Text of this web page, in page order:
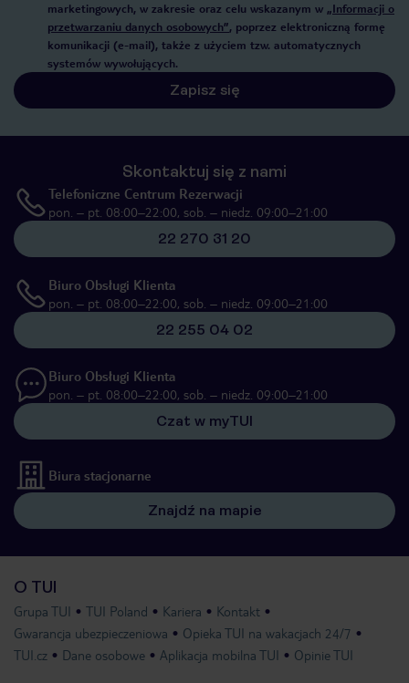
marketingowych, w zakresie oraz celu wskazanym w „Informacji o
przetwarzaniu danych osobowych”, poprzez elektroniczną formę
komunikacji (e-mail), także z użyciem tzw. automatycznych
systemów wywołujących.
Zapisz się
Skontaktuj się z nami
Telefoniczne Centrum Rezerwacji
pon. – pt. 08:00–22:00, sob. – niedz. 09:00–21:00
22 270 31 20
Biuro Obsługi Klienta
pon. – pt. 08:00–22:00, sob. – niedz. 09:00–21:00
22 255 04 02
Biuro Obsługi Klienta
pon. – pt. 08:00–22:00, sob. – niedz. 09:00–21:00
Czat w myTUI
Biura stacjonarne
Znajdź na mapie
O TUI
Grupa TUI TUI Poland Kariera
Kontakt
Gwarancja ubezpieczeniowa
Opieka TUI na wakacjach 24/7
TUI.cz
Dane osobowe Aplikacja mobilna TUI Opinie TUI